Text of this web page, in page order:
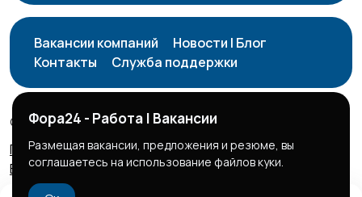
Вакансии компаний
Новости | Блог
Контакты
Служба поддержки
© 2026 Фора24 | Вакансии
Правила сервиса
Политика конфиденциальности
Бизнес тарифы
Безопасные сделки
Фора24 - Работа | Вакансии
Размещая вакансии, предложения и резюме, вы
соглашаетесь на использование файлов куки.